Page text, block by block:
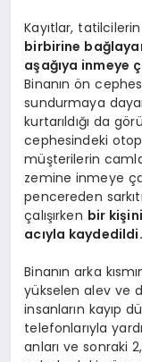
Kayıtlar, tatilcilerin
birbirine
aşağıya inmeye
Binanın ön
sundurmaya
kurtarıldığı da
cephesindeki
müşterilerin
zemine inmeye
pencereden
çalışırken bir
acıyla kaydedildi.
Binanın arka
yükselen alev ve
insanların kayıp
telefonlarıyla
anları ve sonraki